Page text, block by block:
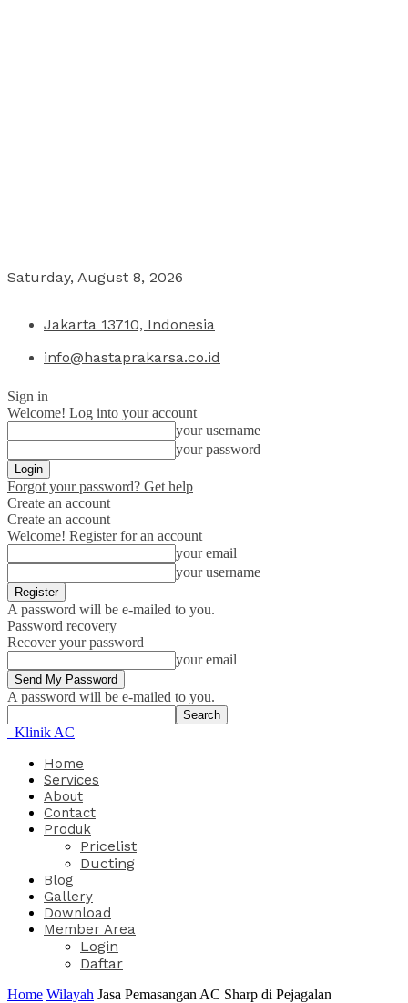
Saturday, August 8, 2026
Jakarta 13710, Indonesia
info@hastaprakarsa.co.id
Sign in
Welcome! Log into your account
your username
your password
Forgot your password? Get help
Create an account
Create an account
Welcome! Register for an account
your email
your username
A password will be e-mailed to you.
Password recovery
Recover your password
your email
A password will be e-mailed to you.
Klinik AC
Home
Services
About
Contact
Produk
Pricelist
Ducting
Blog
Gallery
Download
Member Area
Login
Daftar
Home Wilayah Jasa Pemasangan AC Sharp di Pejagalan